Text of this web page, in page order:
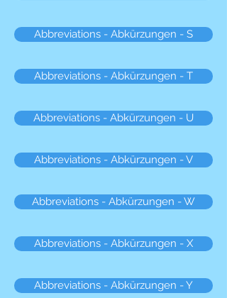
Abbreviations - Abkürzungen - S
Abbreviations - Abkürzungen - T
Abbreviations - Abkürzungen - U
Abbreviations - Abkürzungen - V
Abbreviations - Abkürzungen - W
Abbreviations - Abkürzungen - X
Abbreviations - Abkürzungen - Y